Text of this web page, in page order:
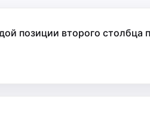
позиции второго столбца